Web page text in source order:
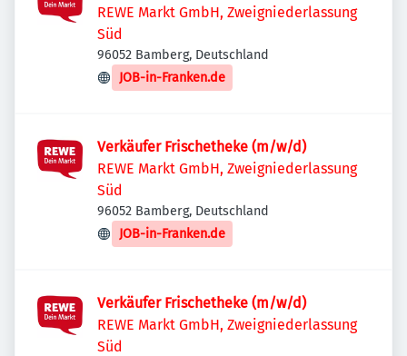
REWE Markt GmbH, Zweigniederlassung
Süd
96052 Bamberg, Deutschland
JOB-in-Franken.de
Verkäufer Frischetheke (m/w/d)
REWE Markt GmbH, Zweigniederlassung
Süd
96052 Bamberg, Deutschland
JOB-in-Franken.de
Verkäufer Frischetheke (m/w/d)
REWE Markt GmbH, Zweigniederlassung
Süd